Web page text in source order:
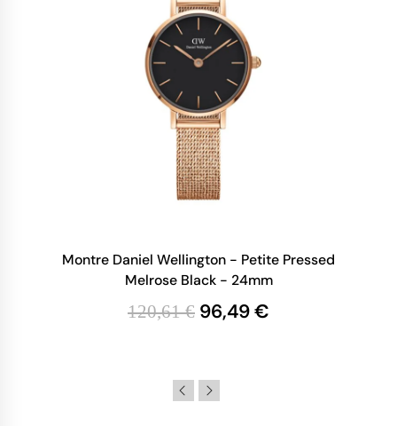
Montre Daniel Wellington - Petite Pressed
Melrose Black - 24mm
120,61 € 96,49 €